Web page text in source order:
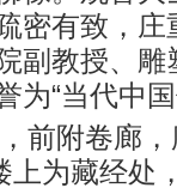
密有致，
副教授、
为“当代中
前附卷廊
上为藏经处